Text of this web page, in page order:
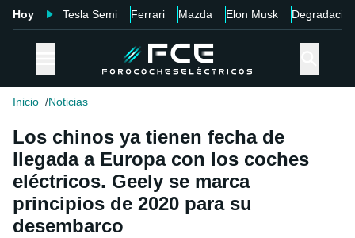
Hoy Tesla Semi Ferrari Mazda Elon Musk Degradación
Inicio Noticias
Los chinos ya tienen fecha de
llegada a Europa con los coches
eléctricos. Geely se marca
principios de 2020 para su
desembarco